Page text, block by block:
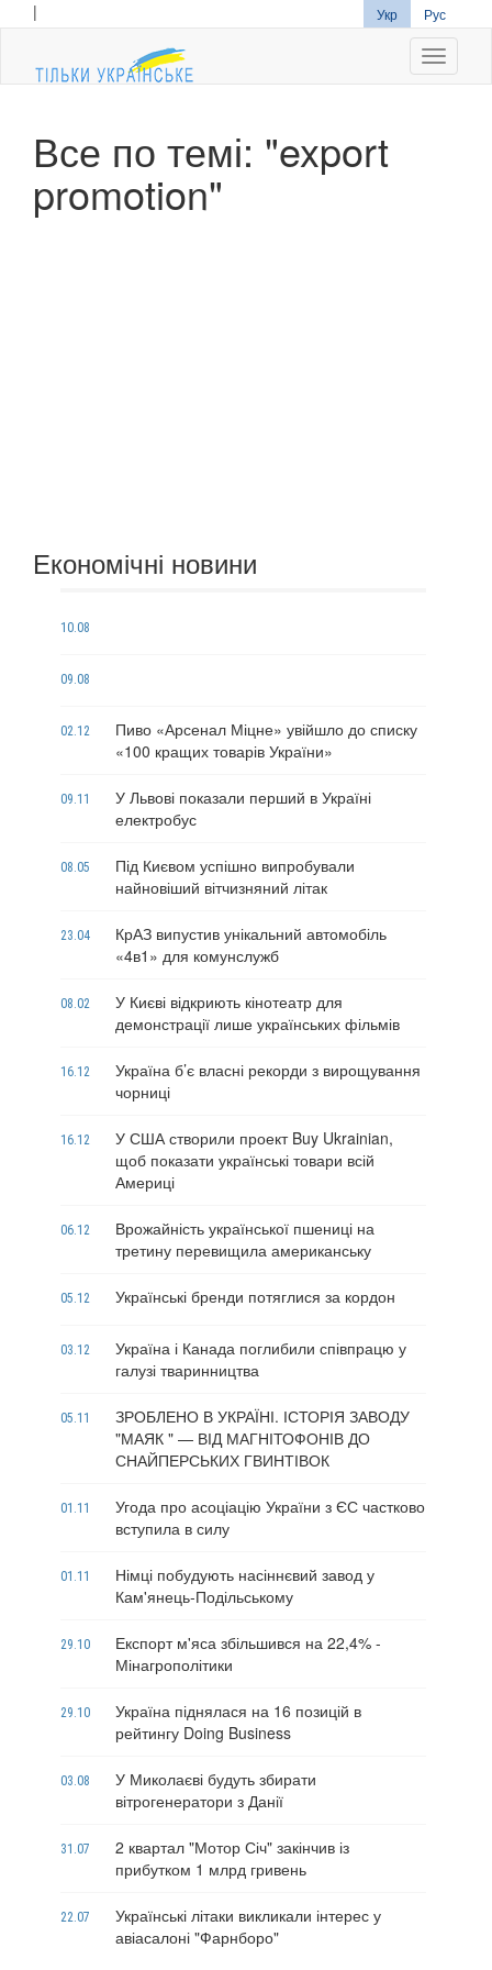
| Укр Рус
Все по темі: "export
promotion"
Економічні новини
10.08
09.08
02.12
Пиво «Арсенал Міцне» увійшло до списку
«100 кращих товарів України»
09.11
У Львові показали перший в Україні
електробус
08.05
Під Києвом успішно випробували
найновіший вітчизняний літак
23.04
КрАЗ випустив унікальний автомобіль
«4в1» для комунслужб
08.02
У Києві відкриють кінотеатр для
демонстрації лише українських фільмів
16.12
Україна б’є власні рекорди з вирощування
чорниці
16.12
У США створили проект Buy Ukrainian,
щоб показати українські товари всій
Америці
06.12
Врожайність української пшениці на
третину перевищила американську
05.12 Українські бренди потяглися за кордон
03.12
Україна і Канада поглибили співпрацю у
галузі тваринництва
05.11
ЗРОБЛЕНО В УКРАЇНІ. ІСТОРІЯ ЗАВОДУ
"МАЯК " — ВІД МАГНІТОФОНІВ ДО
СНАЙПЕРСЬКИХ ГВИНТІВОК
01.11
Угода про асоціацію України з ЄС частково
вступила в силу
01.11
Німці побудують насіннєвий завод у
Кам'янець-Подільському
29.10
Експорт м'яса збільшився на 22,4% -
Мінагрополітики
29.10
Україна піднялася на 16 позицій в
рейтингу Doing Business
03.08
У Миколаєві будуть збирати
вітрогенератори з Данії
31.07
2 квартал "Мотор Січ" закінчив із
прибутком 1 млрд гривень
22.07
Українські літаки викликали інтерес у
авіасалоні "Фарнборо"